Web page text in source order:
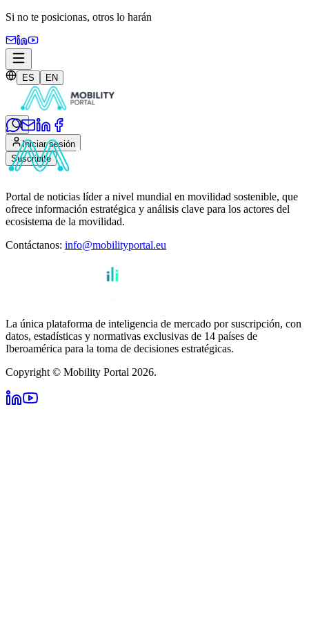
Si no te posicionas, otros lo harán
ES EN
Iniciar sesión
Suscribite
Portal de noticias líder a nivel mundial en movilidad sostenible, que
ofrece información estratégica y análisis clave para los actores del
ecosistema de la movilidad.
Contáctanos: info@mobilityportal.eu
La única plataforma de inteligencia de mercado por suscripción, con
datos, estadísticas y normativas exclusivas de 14 países de
Iberoamérica para la toma de decisiones estratégicas.
Copyright © Mobility Portal 2026.